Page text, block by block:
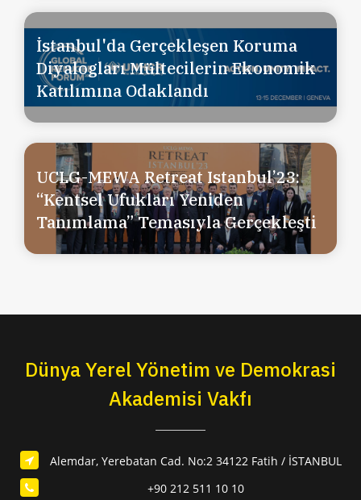
İstanbul'da Gerçekleşen Koruma
Diyalogları Mültecilerin Ekonomik
Katılımına Odaklandı
UCLG-MEWA Retreat Istanbul’23:
“Kentsel Ufukları Yeniden
Tanımlama” Temasıyla Gerçekleşti
Dünya Yerel Yönetim ve Demokrasi
Akademisi Vakfı
Alemdar, Yerebatan Cad. No:2 34122 Fatih / İSTANBUL
+90 212 511 10 10